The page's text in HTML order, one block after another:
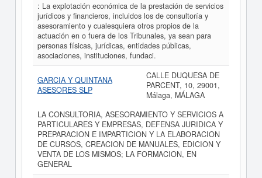
: La explotación económica de la prestación de servicios
jurídicos y financieros, incluidos los de consultoría y
asesoramiento y cualesquiera otros propios de la
actuación en o fuera de los Tribunales, ya sean para
personas físicas, jurídicas, entidades públicas,
asociaciones, instituciones, fundaci.
GARCIA Y QUINTANA
ASESORES SLP
CALLE DUQUESA DE
PARCENT, 10, 29001,
Málaga, MÁLAGA
LA CONSULTORIA, ASESORAMIENTO Y SERVICIOS A
PARTICULARES Y EMPRESAS, DEFENSA JURIDICA Y
PREPARACION E IMPARTICION Y LA ELABORACION
DE CURSOS, CREACION DE MANUALES, EDICION Y
VENTA DE LOS MISMOS; LA FORMACION, EN
GENERAL